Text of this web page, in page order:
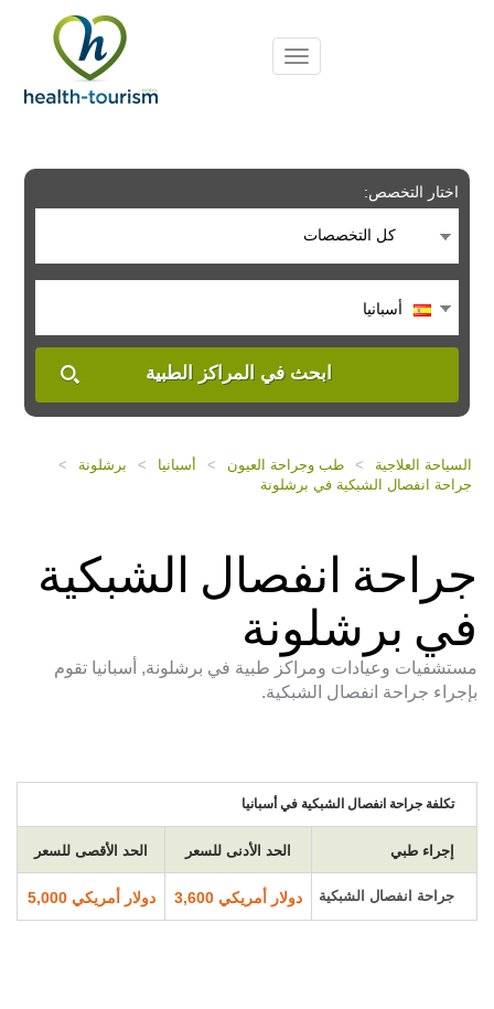
includes
system.
اختار التخصص:
كل التخصصات
أسبانيا
ابحث في المراكز الطبية
السياحة العلاجية > طب وجراحة العيون > أسبانيا > برشلونة
>
جراحة انفصال الشبكية في برشلونة
جراحة انفصال الشبكية
في برشلونة
مستشفيات وعيادات ومراكز طبية في برشلونة, أسبانيا تقوم
بإجراء جراحة انفصال الشبكية.
تكلفة جراحة انفصال الشبكية في أسبانيا
إجراء طبي الحد الأدنى للسعر الحد الأقصى للسعر
جراحة انفصال الشبكية دولار أمريكي 3,600 دولار أمريكي 5,000